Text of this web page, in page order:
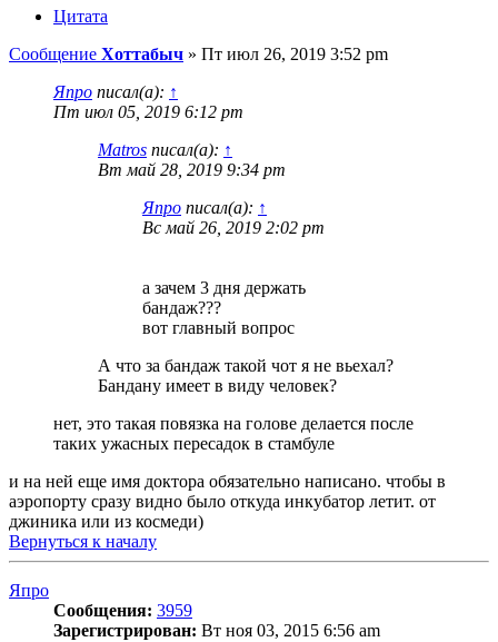
Цитата
Сообщение Хоттабыч » Пт июл 26, 2019 3:52 pm
Япро писал(а): ↑
Пт июл 05, 2019 6:12 pm
Matros писал(а): ↑
Вт май 28, 2019 9:34 pm
Япро писал(а): ↑
Вс май 26, 2019 2:02 pm
а зачем 3 дня держать
бандаж???
вот главный вопрос
А что за бандаж такой чот я не вьехал?
Бандану имеет в виду человек?
нет, это такая повязка на голове делается после
таких ужасных пересадок в стамбуле
и на ней еще имя доктора обязательно написано. чтобы в
аэропорту сразу видно было откуда инкубатор летит. от
джиника или из космеди)
Вернуться к началу
Япро
Сообщения: 3959
Зарегистрирован: Вт ноя 03, 2015 6:56 am